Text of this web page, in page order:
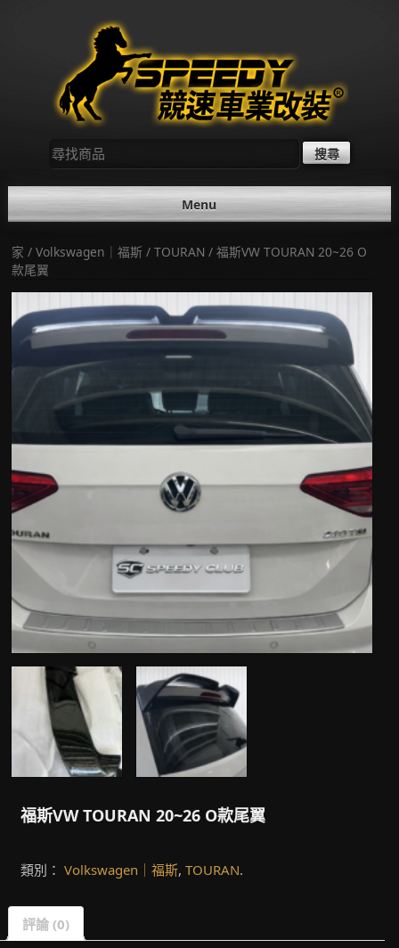
尋
找：
Menu
家 / Volkswagen｜福斯/ TOURAN / 福斯VW TOURAN 20~26 O
款尾翼
福斯VW TOURAN 20~26 O款尾翼
類別： Volkswagen｜福斯, TOURAN.
評論 (0)